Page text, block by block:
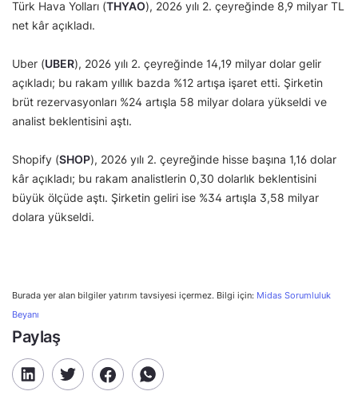
Türk Hava Yolları (THYAO), 2026 yılı 2. çeyreğinde 8,9 milyar TL
net kâr açıkladı.
Uber (UBER), 2026 yılı 2. çeyreğinde 14,19 milyar dolar gelir
açıkladı; bu rakam yıllık bazda %12 artışa işaret etti. Şirketin
brüt rezervasyonları %24 artışla 58 milyar dolara yükseldi ve
analist beklentisini aştı.
Shopify (SHOP), 2026 yılı 2. çeyreğinde hisse başına 1,16 dolar
kâr açıkladı; bu rakam analistlerin 0,30 dolarlık beklentisini
büyük ölçüde aştı. Şirketin geliri ise %34 artışla 3,58 milyar
dolara yükseldi.
Burada yer alan bilgiler yatırım tavsiyesi içermez. Bilgi için: Midas Sorumluluk
Beyanı
Paylaş